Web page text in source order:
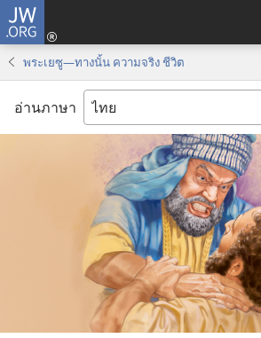
JW.ORG
พระเยซู—ทางนั้น ความจริง ชีวิต
อ่านภาษา